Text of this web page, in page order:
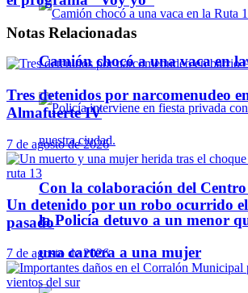
Camión chocó a una vaca en
Con la colaboración del
la Policía detuvo a un menor
una cartera a una mujer
Notas Relacionadas
Tres detenidos por narcomenudeo
Almafuerte IV
7 de agosto de 2026
Un detenido por un robo ocurrido
pasado
7 de agosto de 2026